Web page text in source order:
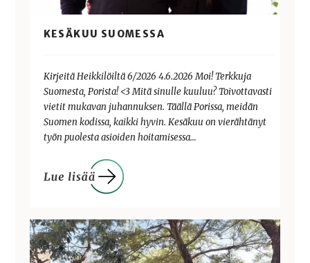
KESÄKUU SUOMESSA
Kirjeitä Heikkilöiltä 6/2026 4.6.2026 Moi! Terkkuja
Suomesta, Porista! <3 Mitä sinulle kuuluu? Toivottavasti
vietit mukavan juhannuksen. Täällä Porissa, meidän
Suomen kodissa, kaikki hyvin. Kesäkuu on vierähtänyt
työn puolesta asioiden hoitamisessa…